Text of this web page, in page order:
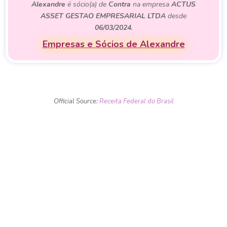
Alexandre é sócio(a) de Contra na empresa ACTUS
ASSET GESTAO EMPRESARIAL LTDA desde
06/03/2024.
Empresas e Sócios de Alexandre
Official Source:Receita Federal do Brasil